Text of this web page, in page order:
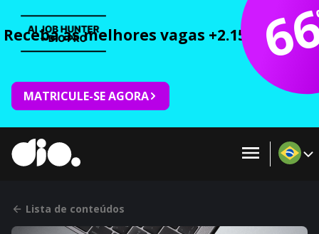
Receba as melhores vagas +2.150 cursos
MATRICULE-SE AGORA
Lista de conteúdos